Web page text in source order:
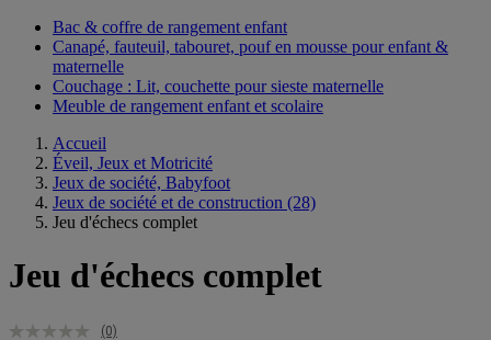
Bac & coffre de rangement enfant​
Canapé, fauteuil, tabouret, pouf en mousse pour enfant &
maternelle
Couchage : Lit, couchette pour sieste maternelle​
Meuble de rangement enfant et scolaire
Accueil
Éveil, Jeux et Motricité
Jeux de société, Babyfoot
Jeux de société et de construction (28)
Jeu d'échecs complet
Jeu d'échecs complet
(0)